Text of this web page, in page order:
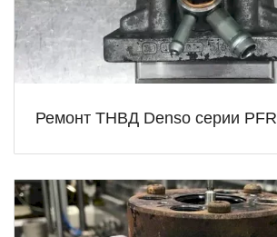
Ремонт ТНВД Denso серии PFR